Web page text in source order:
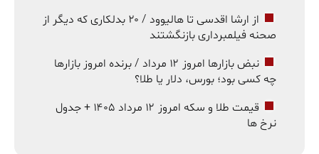
از ارشا اقدسی تا هالیوود / ۲۰ بدلکاری که دیگر از
صحنه فیلمبرداری بازنگشتند
نبض بازارها امروز ۱۲ مرداد / برنده امروز بازارها
چه کسی بود؛ بورس، دلار یا طلا؟
قیمت طلا و سکه امروز ۱۲ مرداد ۱۴۰۵ + جدول
نرخ ها